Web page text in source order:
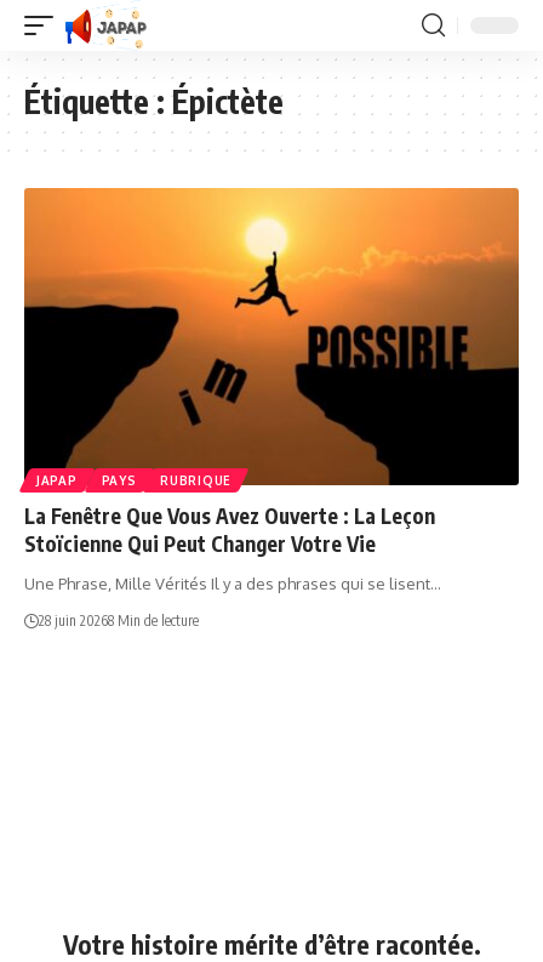
Étiquette :Épictète
JAPAP PAYS RUBRIQUE
La Fenêtre Que Vous Avez Ouverte : La Leçon
Stoïcienne Qui Peut Changer Votre Vie
Une Phrase, Mille Vérités Il y a des phrases qui se lisent…
28 juin 20268 Min de lecture
Votre histoire mérite d’être racontée.